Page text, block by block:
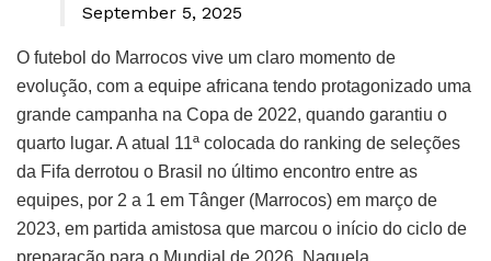
September 5, 2025
O futebol do Marrocos vive um claro momento de
evolução, com a equipe africana tendo protagonizado uma
grande campanha na Copa de 2022, quando garantiu o
quarto lugar. A atual 11ª colocada do ranking de seleções
da Fifa derrotou o Brasil no último encontro entre as
equipes, por 2 a 1 em Tânger (Marrocos) em março de
2023, em partida amistosa que marcou o início do ciclo de